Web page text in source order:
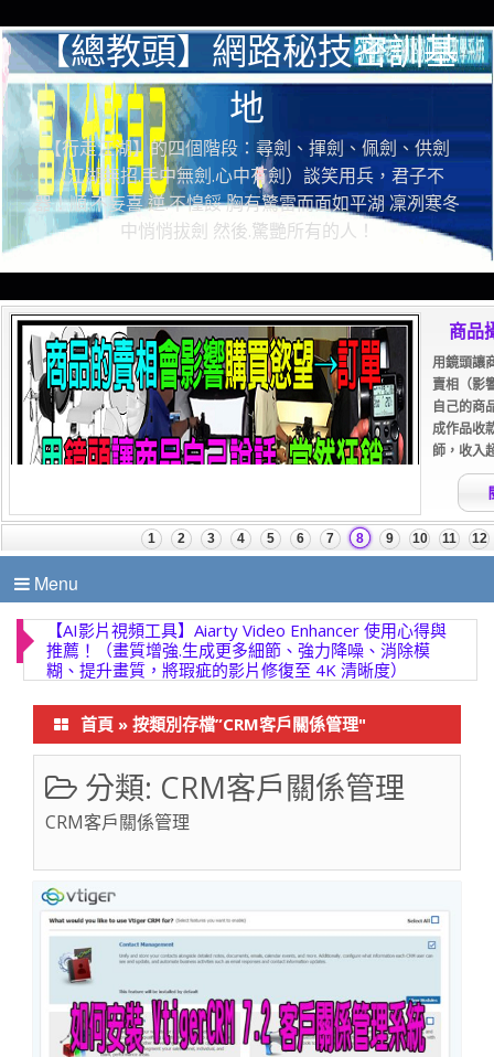
【總教頭】網路秘技密訓基
地
【行走江湖】的四個階段：尋劍、揮劍、佩劍、供劍
（江湖無招.手中無劍.心中有劍）談笑用兵，君子不
器！順.不妄喜 逆.不惶餒 胸有驚雷而面如平湖 凜冽寒冬
中悄悄拔劍 然後.驚艷所有的人！
Menu
【AI影片視頻工具】Aiarty Video Enhancer 使用心得與
推薦！（畫質增強.生成更多細節、強力降噪、消除模
糊、提升畫質，將瑕疵的影片修復至 4K 清晰度）
首頁 » 按類別存檔”CRM客戶關係管理"
分類: CRM客戶關係管理
CRM客戶關係管理